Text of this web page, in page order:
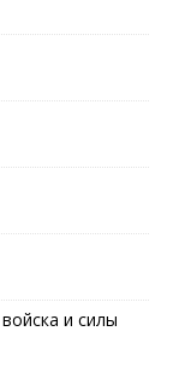
и силы